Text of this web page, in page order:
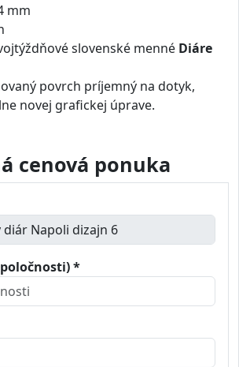
mm
slovenské menné Diáre
povrch príjemný na dotyk,
novej grafickej úprave.
cenová ponuka
*